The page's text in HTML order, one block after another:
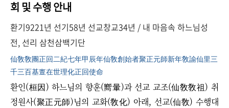
회 및 수행 안내
환기9221년 선기58년 선교창교34년 / 내 마음속 하느님성
전, 선리 삼천삼백기단
仙敎敎團正回二紀七年甲辰年仙敎創始者聚正元師新年敎諭仙里三
千三百基亶在世理化正回使命
환인(桓因) 하느님의 향훈(嚮暈)과 선교 교조(仙敎敎祖) 취
정원사(聚正元師)님의 교화(敎化) 아래, 선교(仙敎) 수행대